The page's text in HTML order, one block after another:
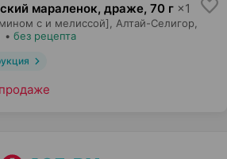
мараленок, драже, 70 г ×1
с и мелиссой], Алтай-Селигор,
• без рецепта